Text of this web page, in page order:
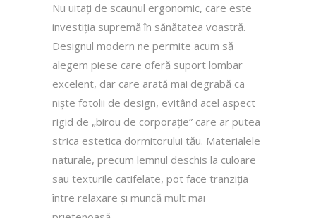
Nu uitați de scaunul ergonomic, care este
investiția supremă în sănătatea voastră.
Designul modern ne permite acum să
alegem piese care oferă suport lombar
excelent, dar care arată mai degrabă ca
niște fotolii de design, evitând acel aspect
rigid de „birou de corporație” care ar putea
strica estetica dormitorului tău. Materialele
naturale, precum lemnul deschis la culoare
sau texturile catifelate, pot face tranziția
între relaxare și muncă mult mai